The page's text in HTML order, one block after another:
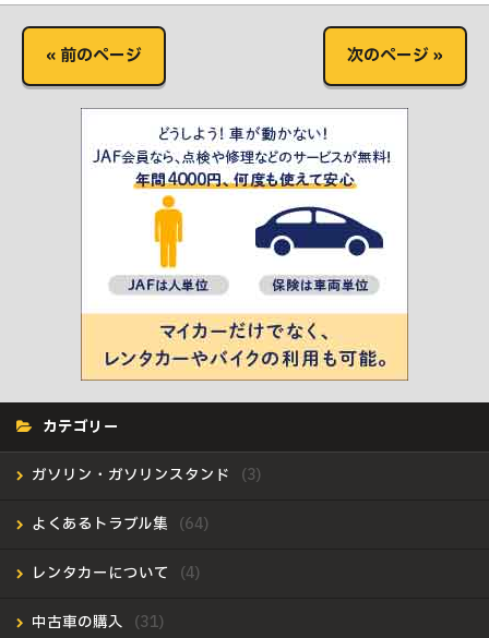
« 前のページ 次のページ »
カテゴリー
ガソリン・ガソリンスタンド
よくあるトラブル集
レンタカーについて
中古車の購入